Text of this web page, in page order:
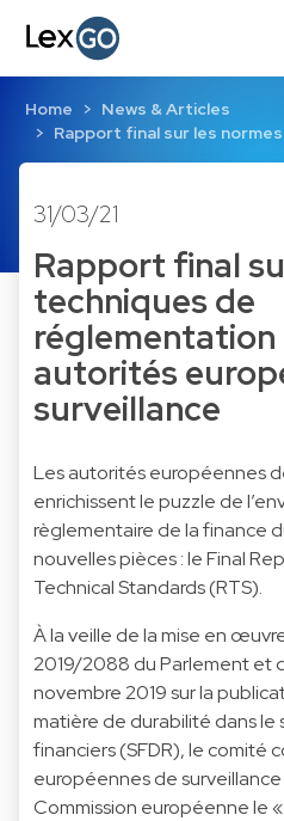
Home
News & Articles
Rapport final sur les
31/03/21
Rapport final
techniques de
réglementation
autorités
surveillance
Les autorités européennes
enrichissent le puzzle de
règlementaire de la finance
nouvelles pièces : le Final
Technical Standards (RTS).
À la veille de la mise en
2019/2088 du Parlement et
novembre 2019 sur la
matière de durabilité dans le
financiers (SFDR), le comité
européennes de surveillance
Commission européenne le